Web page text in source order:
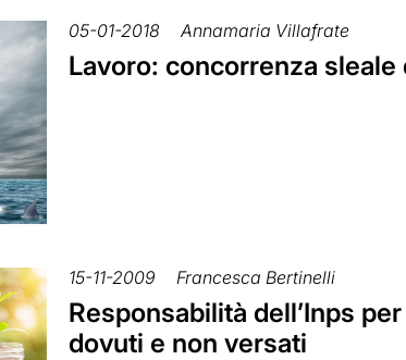
05-01-2018 Annamaria Villafrate
Lavoro: concorrenza
15-11-2009 Francesca Bertinelli
Responsabilità dell’Inps
dovuti e non versati